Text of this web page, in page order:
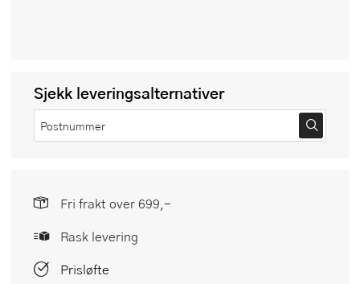
Sjekk leveringsalternativer
Fri frakt over 699,-
Rask levering
Prisløfte